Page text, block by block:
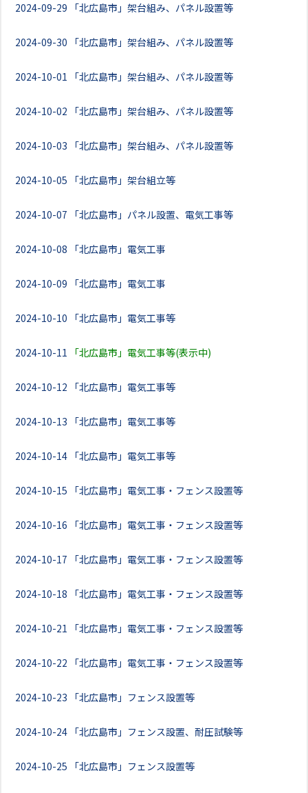
2024-09-29 「北広島市」架台組み、パネル設置等
2024-09-30 「北広島市」架台組み、パネル設置等
2024-10-01 「北広島市」架台組み、パネル設置等
2024-10-02 「北広島市」架台組み、パネル設置等
2024-10-03 「北広島市」架台組み、パネル設置等
2024-10-05 「北広島市」架台組立等
2024-10-07 「北広島市」パネル設置、電気工事等
2024-10-08 「北広島市」電気工事
2024-10-09 「北広島市」電気工事
2024-10-10 「北広島市」電気工事等
2024-10-11 「北広島市」電気工事等(表示中)
2024-10-12 「北広島市」電気工事等
2024-10-13 「北広島市」電気工事等
2024-10-14 「北広島市」電気工事等
2024-10-15 「北広島市」電気工事・フェンス設置等
2024-10-16 「北広島市」電気工事・フェンス設置等
2024-10-17 「北広島市」電気工事・フェンス設置等
2024-10-18 「北広島市」電気工事・フェンス設置等
2024-10-21 「北広島市」電気工事・フェンス設置等
2024-10-22 「北広島市」電気工事・フェンス設置等
2024-10-23 「北広島市」フェンス設置等
2024-10-24 「北広島市」フェンス設置、耐圧試験等
2024-10-25 「北広島市」フェンス設置等